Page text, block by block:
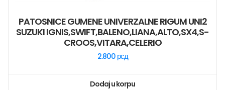
PATOSNICE GUMENE UNIVERZALNE RIGUM UNI2
SUZUKI IGNIS,SWIFT,BALENO,LIANA,ALTO,SX4,S-
CROOS,VITARA,CELERIO
2.800 рсд
Dodaj u korpu